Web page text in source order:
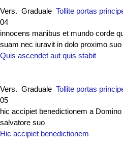
Vers. Graduale Tollite portas
04
innocens manibus et mundo corde
suam nec iuravit in dolo proximo suo
Quis ascendet aut quis stabit
Vers. Graduale Tollite portas
05
hic accipiet benedictionem a
salvatore suo
Hic accipiet benedictionem